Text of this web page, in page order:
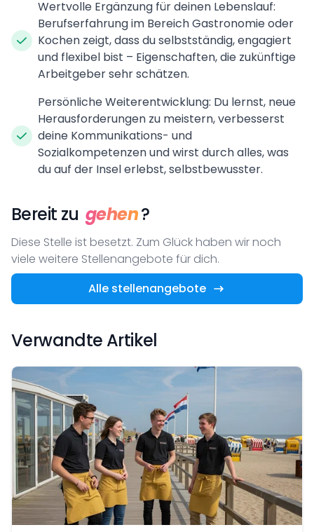
Wertvolle Ergänzung für deinen Lebenslauf:
Berufserfahrung im Bereich Gastronomie oder
Kochen zeigt, dass du selbstständig, engagiert
und flexibel bist – Eigenschaften, die zukünftige
Arbeitgeber sehr schätzen.
Persönliche Weiterentwicklung: Du lernst, neue
Herausforderungen zu meistern, verbesserst
deine Kommunikations- und
Sozialkompetenzen und wirst durch alles, was
du auf der Insel erlebst, selbstbewusster.
Bereit zu gehen?
Diese Stelle ist besetzt. Zum Glück haben wir noch
viele weitere Stellenangebote für dich.
Alle stellenangebote
Verwandte Artikel